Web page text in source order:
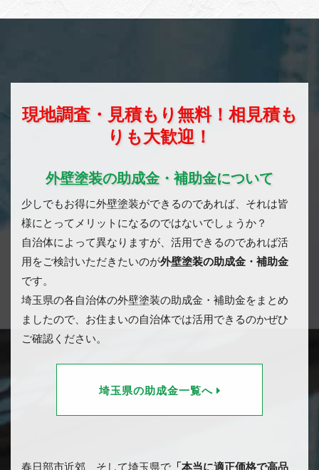
現地調査・見積もり無料！相見積も
りも大歓迎！
外壁塗装の助成金・補助金について
少しでもお得に外壁塗装ができるのであれば、それは皆
様にとってメリットになるのではないでしょうか？
自治体によって異なりますが、活用できるのであれば活
用をご検討いただきたいのが外壁塗装の助成金・補助金
です。
埼玉県の各自治体の外壁塗装の助成金・補助金をまとめ
ましたので、お住まいの自治体では活用できるのかぜひ
ご確認ください。
埼玉県の助成金一覧へ
春日部市近郊、そして埼玉県で 「本当に適正価格で高品